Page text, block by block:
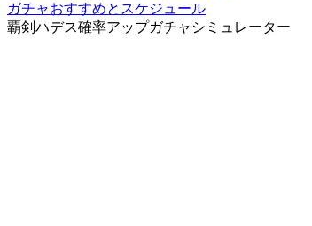
ガチャおすすめとスケジュール
覇剣ハデス確率アップガチャシミュレーター